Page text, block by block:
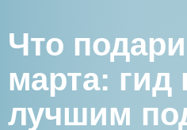
Что
марта: гид
лучшим